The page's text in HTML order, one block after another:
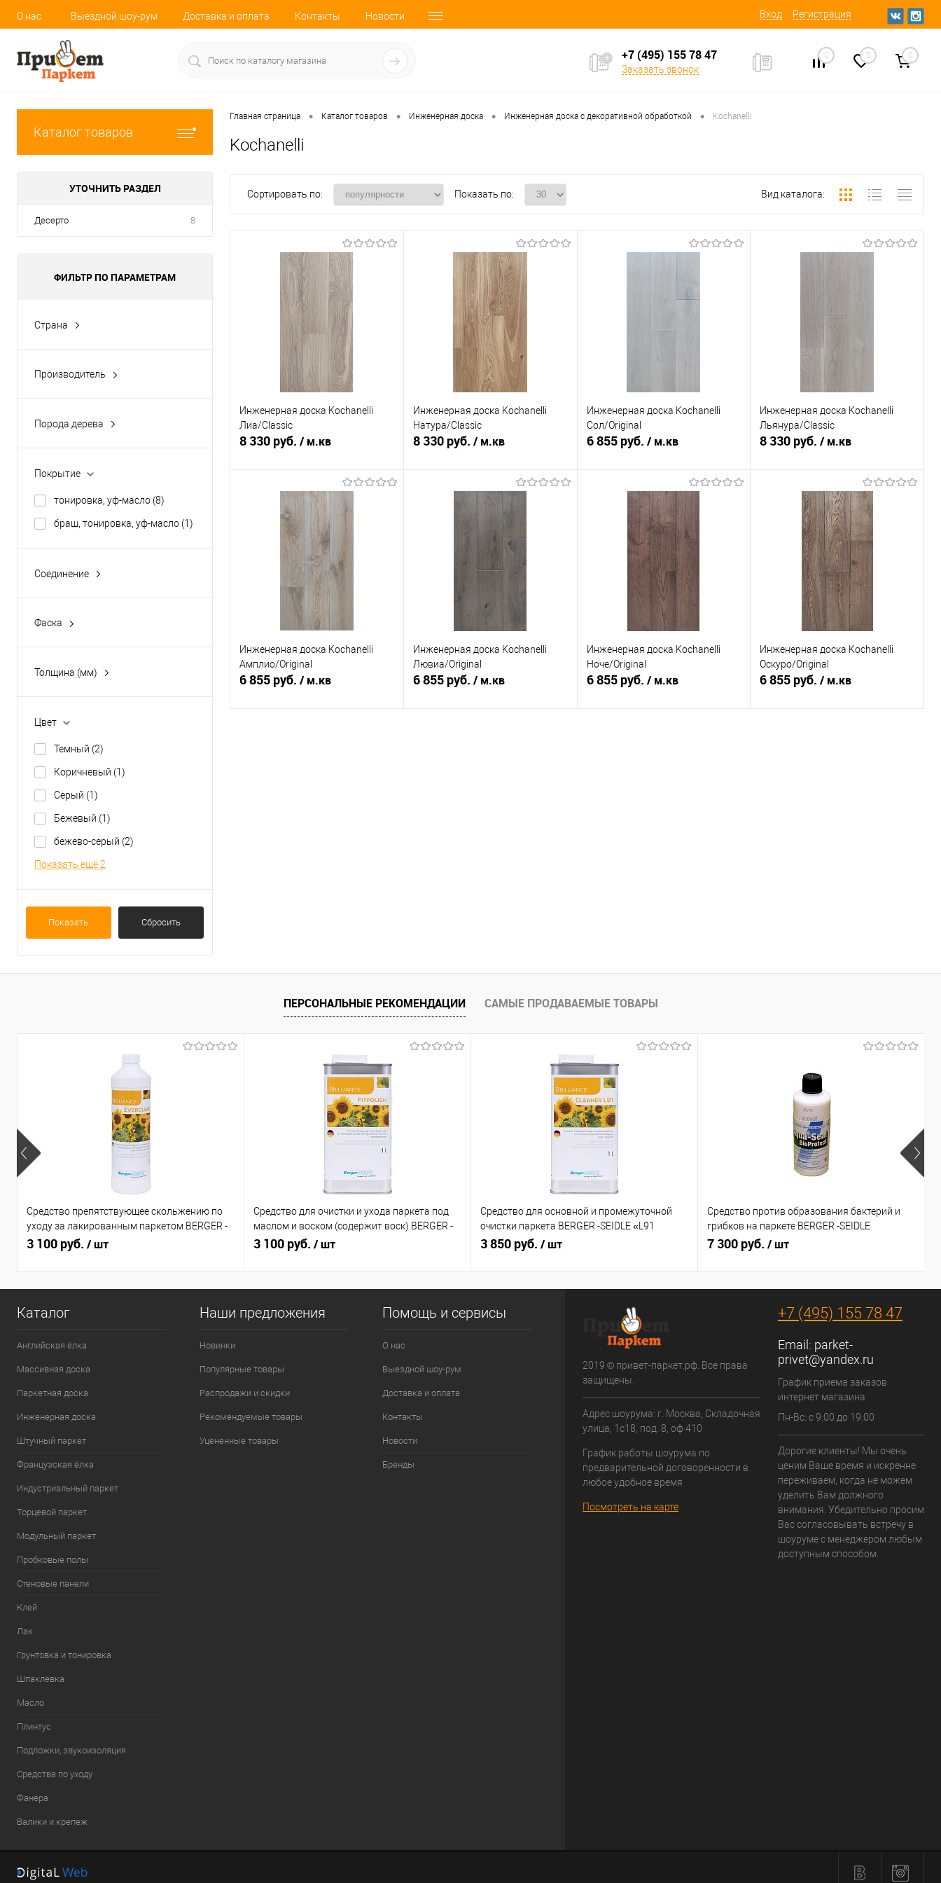
О нас Выездной шоу-рум Доставка и оплата Контакты Новости Вход Регистрация
+7 (495) 155 78 47
Заказать звонок
0 0 0
Каталог товаров
УТОЧНИТЬ РАЗДЕЛ
Десерто 8
ФИЛЬТР ПО ПАРАМЕТРАМ
Страна
Производитель
Порода дерева
Покрытие
тонировка, уф-масло (8)
браш, тонировка, уф-масло (1)
Соединение
Фаска
Толщина (мм)
Цвет
Темный (2)
Коричневый (1)
Серый (1)
Бежевый (1)
бежево-серый (2)
Показать ещё 2
Показать Сбросить
Главная страница • Каталог товаров • Инженерная доска • Инженерная доска с декоративной обработкой • Kochanelli
Kochanelli
Сортировать по: Показать по: Вид каталога:
Инженерная доска Kochanelli
Лиа/Classic
8 330 руб. / м.кв
В корзину
Купить в 1 клик
В избранное
Под заказ
Инженерная доска Kochanelli
Натура/Classic
8 330 руб. / м.кв
В корзину
Инженерная доска Kochanelli
Сол/Original
6 855 руб. / м.кв
В корзину
Купить в 1 клик
К сравнению
В избранное
Под заказ
Инженерная доска Kochanelli
Льянура/Classic
8 330 руб./ м.кв
В корзину
Купить в 1 клик
К сравнению
В избранное
Под заказ
Инженерная доска Kochanelli
Амплио/Original
6 855 руб. / м.кв
Инженерная доска Kochanelli
Лювиа/Original
6 855 руб. / м.кв
Инженерная доска Kochanelli
Ноче/Original
6 855 руб. / м.кв
Инженерная доска Kochanelli
Оскуро/Original
6 855 руб./ м.кв
ПЕРСОНАЛЬНЫЕ РЕКОМЕНДАЦИИ САМЫЕ ПРОДАВАЕМЫЕ ТОВАРЫ
Средство препятствующее скольжению по
уходу за лакированным паркетом BERGER -
SEIDLE «Everclear»
3 100 руб. / шт
Средство для очистки и ухода паркета под
маслом и воском (содержит воск) BERGER -
SEIDLE «Fitpolish»
3 100 руб. / шт
Средство для основной и промежуточной
очистки паркета BERGER -SEIDLE «L91
Cleaner»
3 850 руб. / шт
Средство против образования бактерий и
грибков на паркете BERGER -SEIDLE
«BioProtect»
7 300 руб. / шт
Каталог
Английская ёлка
Массивная доска
Паркетная доска
Инженерная доска
Штучный паркет
Французская ёлка
Индустриальный паркет
Торцевой паркет
Модульный паркет
Пробковые полы
Стеновые панели
Клей
Лак
Грунтовка и тонировка
Шпаклевка
Масло
Плинтус
Подложки, звукоизоляция
Средства по уходу
Фанера
Валики и крепеж
Наши предложения
Новинки
Популярные товары
Распродажи и скидки
Рекомендуемые товары
Уцененные товары
Помощь и сервисы
О нас
Выездной шоу-рум
Доставка и оплата
Контакты
Новости
Бренды
2019 © привет-паркет.рф. Все права
защищены.
Адрес шоурума: г. Москва, Складочная
улица, 1с18, под. 8, оф 410
График работы шоурума по
предварительной договоренности в
любое удобное время
Посмотреть на карте
+7 (495) 155 78 47
Email: parket-
privet@yandex.ru
График приема заказов
интернет магазина
Пн-Вс: с 9:00 до 19:00
Дорогие клиенты! Мы очень
ценим Ваше время и искренне
переживаем, когда не можем
уделить Вам должного
внимания. Убедительно просим
Вас согласовывать встречу в
шоуруме с менеджером любым
доступным способом.